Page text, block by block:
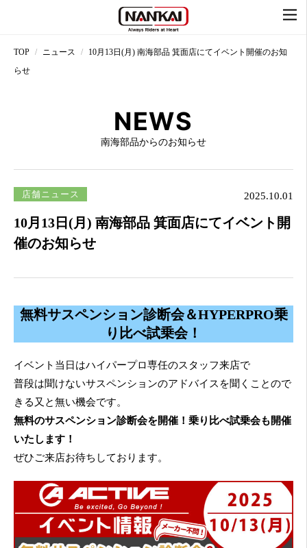
TOP ニュース
10月13日(月) 南海部品 箕面店にてイベント開催のお知
らせ
NEWS
南海部品からのお知らせ
店舗ニュース 2025.10.01
10月13日(月) 南海部品 箕面店にてイベント開
催のお知らせ
無料サスペンション診断会＆HYPERPRO乗
り比べ試乗会！
イベント当日はハイパープロ専任のスタッフ来店で
普段は聞けないサスペンションのアドバイスを聞くことので
きる又と無い機会です。
無料のサスペンション診断会を開催！乗り比べ試乗会も開催
いたします！
ぜひご来店お待ちしております。